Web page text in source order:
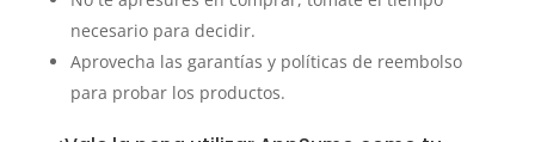
necesario para decidir.
Aprovecha las garantías y políticas de reembolso
para probar los productos.